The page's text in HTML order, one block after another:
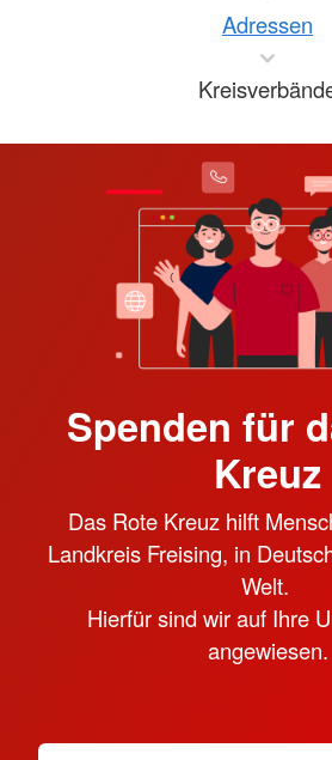
Adressen
Spenden für
Kreuz
Das Rote Kreuz hilft
Landkreis Freising, in
Welt.
Hierfür sind wir auf Ihre
angewiesen.